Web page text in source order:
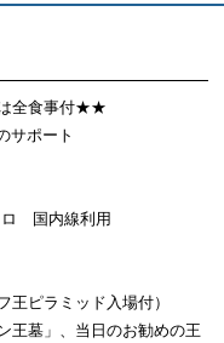
全食事付★★
サポート
国内線利用
ピラミッド入場付）
王墓」、当日のお勧めの王